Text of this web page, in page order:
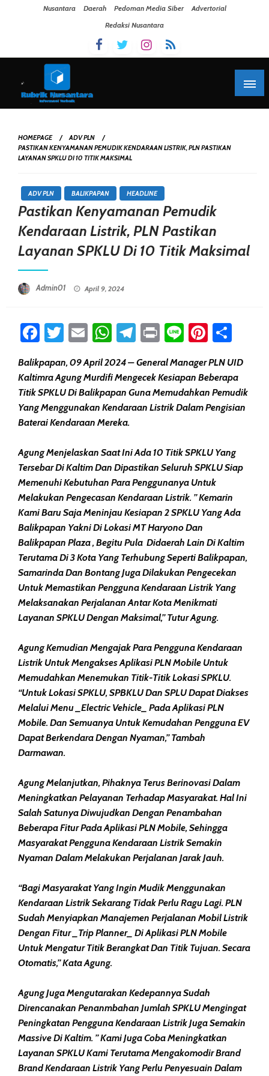
Nusantara Daerah Pedoman Media Siber
Advertorial
Redaksi Nusantara
HOMEPAGE
ADV PLN
PASTIKAN KENYAMANAN PEMUDIK KENDARAAN LISTRIK, PLN PASTIKAN
LAYANAN SPKLU DI 10 TITIK MAKSIMAL
ADV PLN BALIKPAPAN HEADLINE
Pastikan Kenyamanan Pemudik
Kendaraan Listrik, PLN Pastikan
Layanan SPKLU Di 10 Titik Maksimal
Admin01 April 9, 2024
Facebook
Twitter
EmailWhatsApp
Telegram
PrintLine
Balikpapan, 09 April 2024 – General Manager PLN UID
Kaltimra Agung Murdifi Mengecek Kesiapan Beberapa
Titik SPKLU Di Balikpapan Guna Memudahkan Pemudik
Yang Menggunakan Kendaraan Listrik Dalam Pengisian
Baterai Kendaraan Mereka.
Agung Menjelaskan Saat Ini Ada 10 Titik SPKLU Yang
Tersebar Di Kaltim Dan Dipastikan Seluruh SPKLU Siap
Memenuhi Kebutuhan Para Penggunanya Untuk
Melakukan Pengecasan Kendaraan Listrik. ” Kemarin
Kami Baru Saja Meninjau Kesiapan 2 SPKLU Yang Ada
Balikpapan Yakni Di Lokasi MT Haryono Dan
Balikpapan Plaza , Begitu Pula Didaerah Lain Di Kaltim
Terutama Di 3 Kota Yang Terhubung Seperti Balikpapan,
Samarinda Dan Bontang Juga Dilakukan Pengecekan
Untuk Memastikan Pengguna Kendaraan Listrik Yang
Melaksanakan Perjalanan Antar Kota Menikmati
Layanan SPKLU Dengan Maksimal,” Tutur Agung.
Agung Kemudian Mengajak Para Pengguna Kendaraan
Listrik Untuk Mengakses Aplikasi PLN Mobile Untuk
Memudahkan Menemukan Titik-Titik Lokasi SPKLU.
“Untuk Lokasi SPKLU, SPBKLU Dan SPLU Dapat Diakses
Melalui Menu _Electric Vehicle_ Pada Aplikasi PLN
Mobile. Dan Semuanya Untuk Kemudahan Pengguna EV
Dapat Berkendara Dengan Nyaman,” Tambah
Darmawan.
Agung Melanjutkan, Pihaknya Terus Berinovasi Dalam
Meningkatkan Pelayanan Terhadap Masyarakat. Hal Ini
Salah Satunya Diwujudkan Dengan Penambahan
Beberapa Fitur Pada Aplikasi PLN Mobile, Sehingga
Masyarakat Pengguna Kendaraan Listrik Semakin
Nyaman Dalam Melakukan Perjalanan Jarak Jauh.
“Bagi Masyarakat Yang Ingin Mudik Menggunakan
Kendaraan Listrik Sekarang Tidak Perlu Ragu Lagi. PLN
Sudah Menyiapkan Manajemen Perjalanan Mobil Listrik
Dengan Fitur _Trip Planner_ Di Aplikasi PLN Mobile
Untuk Mengatur Titik Berangkat Dan Titik Tujuan. Secara
Otomatis,” Kata Agung.
Agung Juga Mengutarakan Kedepannya Sudah
Direncanakan Penanmbahan Jumlah SPKLU Mengingat
Peningkatan Pengguna Kendaraan Listrik Juga Semakin
Massive Di Kaltim. ” Kami Juga Coba Meningkatkan
Layanan SPKLU Kami Terutama Mengakomodir Brand
Brand Kendaraan Listrik Yang Perlu Penyesuain Dalam